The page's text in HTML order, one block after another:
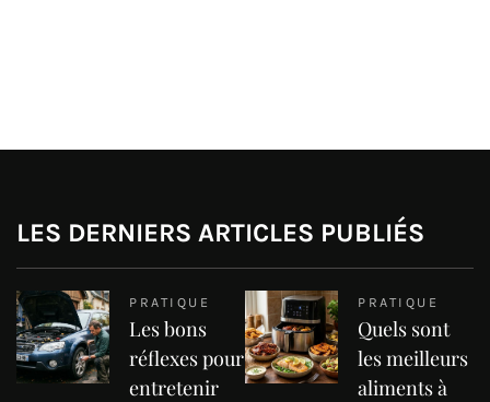
LES DERNIERS ARTICLES PUBLIÉS
PRATIQUE
Les bons
réflexes pour
entretenir
PRATIQUE
Quels sont
les meilleurs
aliments à